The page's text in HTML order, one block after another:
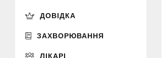
ДОВІДКА
ЗАХВОРЮВАННЯ
ЛІКАРІ